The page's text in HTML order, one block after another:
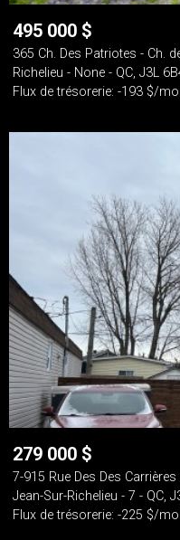
495 000 $
365 Ch. Des Patriotes - Ch.
Richelieu - None - QC, J3L
Flux de trésorerie: -193 $/
279 000 $
7-915 Rue Des Des
Jean-Sur-Richelieu - 7 - QC,
Flux de trésorerie: -225 $/